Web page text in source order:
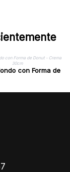
con Forma de